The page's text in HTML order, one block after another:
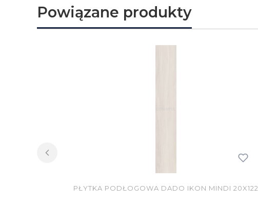
Powiązane produkty
PŁYTKA PODŁOGOWA DADO IKON MINDI 20X122